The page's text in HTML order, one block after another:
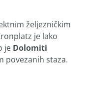
željezničkim
je lako
je Dolomiti
povezanih staza.